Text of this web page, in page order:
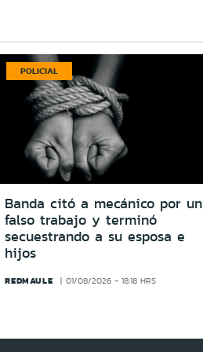
POLICIAL
Banda citó a mecánico por un
falso trabajo y terminó
secuestrando a su esposa e
hijos
REDMAULE 01/08/2026 - 18:18 HRS